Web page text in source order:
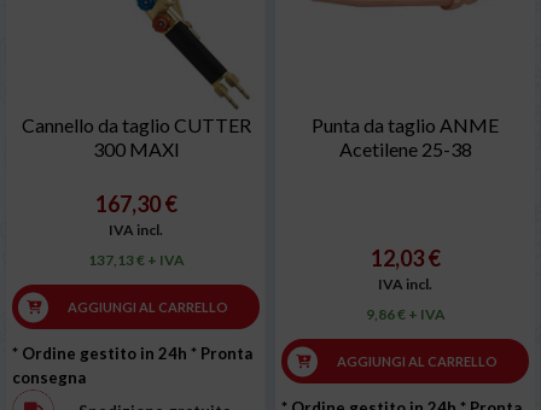
Cannello da taglio CUTTER
300 MAXI
167,30 €
IVA incl.
137,13 € + IVA
AGGIUNGI AL CARRELLO
* Ordine gestito in 24h * Pronta
consegna
Punta da taglio ANME
Acetilene 25-38
12,03 €
IVA incl.
9,86 € + IVA
AGGIUNGI AL CARRELLO